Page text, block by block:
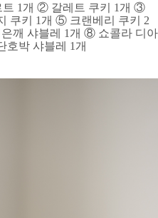
1개 ② 갈레트 쿠키 1개 ③
쿠키 1개 ⑤ 크랜베리 쿠키 2
깨 샤블레 1개 ⑧ 쇼콜라 디아
박 샤블레 1개